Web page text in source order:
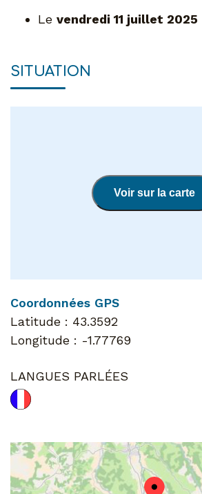
Le vendredi 11 juillet 2025
SITUATION
Voir sur la carte
Coordonnées GPS
Latitude : 43.3592
Longitude : -1.77769
LANGUES PARLÉES